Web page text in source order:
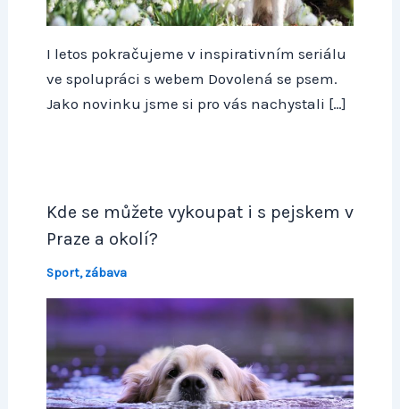
I letos pokračujeme v inspirativním seriálu
ve spolupráci s webem Dovolená se psem.
Jako novinku jsme si pro vás nachystali […]
Kde se můžete vykoupat i s pejskem v
Praze a okolí?
Sport, zábava